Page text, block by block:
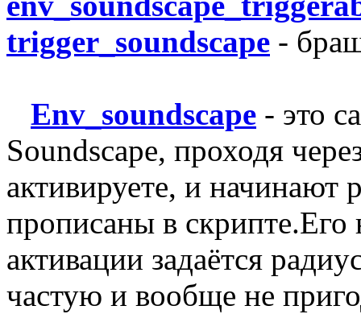
trigger_soundscape -
Env_soundscape - это
Soundscape, проходя
активируете, и начинают
прописаны в скрипте.Его
активации задаётся
частую и вообще не